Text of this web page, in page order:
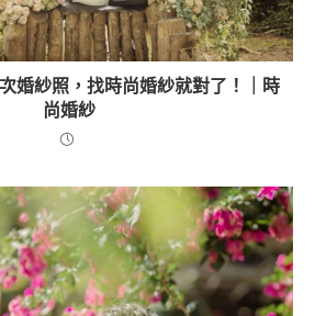
婚紗照，找時尚婚紗就對了！｜時
尚婚紗